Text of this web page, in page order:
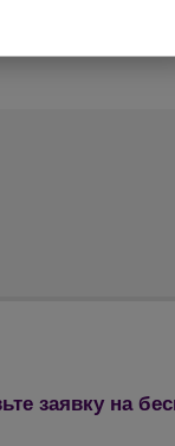
заявку на